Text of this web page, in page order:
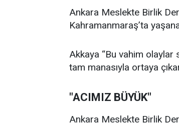
Ankara Meslekte Birlik
Kahramanmaraş’ta
Akkaya “Bu vahim olaylar
tam manasıyla ortaya
"ACIMIZ BÜYÜK"
Ankara Meslekte Birlik